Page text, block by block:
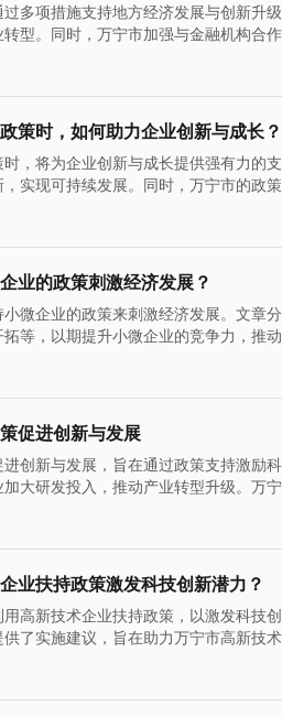
多项措施支持地方经济发展与创新升
型。同时，万宁市加强与金融机构合
策时，如何助力企业创新与成长？
，将为企业创新与成长提供强有力的
实现可持续发展。同时，万宁市的政
业的政策刺激经济发展？
微企业的政策来刺激经济发展。文章
等，以期提升小微企业的竞争力，推
促进创新与发展
创新与发展，旨在通过政策支持激励
大研发投入，推动产业转型升级。万
业扶持政策激发科技创新潜力？
高新技术企业扶持政策，以激发科技
了实施建议，旨在助力万宁市高新技